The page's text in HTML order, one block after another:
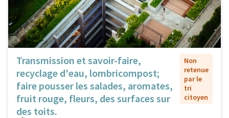
Transmission et savoir-faire,
recyclage d'eau, lombricompost;
faire pousser les salades, aromates,
fruit rouge, fleurs, des surfaces sur
des toits.
Non
retenue
par le
tri
citoyen